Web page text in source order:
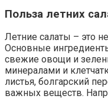
Польза летних
Летние салаты – это
Основные
свежие овощи и
минералами и
листья, болгарский
важных веществ.